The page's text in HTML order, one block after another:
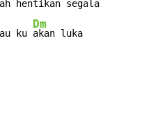
hentikan segala
ku
Dm